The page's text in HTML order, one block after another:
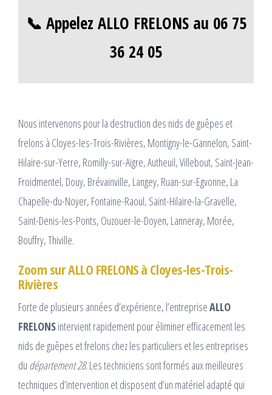
📞 Appelez ALLO FRELONS au 06 75
36 24 05
Nous intervenons pour la destruction des nids de guêpes et
frelons à Cloyes-les-Trois-Rivières, Montigny-le-Gannelon, Saint-
Hilaire-sur-Yerre, Romilly-sur-Aigre, Autheuil, Villebout, Saint-Jean-
Froidmentel, Douy, Brévainville, Langey, Ruan-sur-Egvonne, La
Chapelle-du-Noyer, Fontaine-Raoul, Saint-Hilaire-la-Gravelle,
Saint-Denis-les-Ponts, Ouzouer-le-Doyen, Lanneray, Morée,
Bouffry, Thiville.
Zoom sur ALLO FRELONS à Cloyes-les-Trois-
Rivières
Forte de plusieurs années d’expérience, l’entrepriseALLO
FRELONSintervient rapidement pour éliminer efficacement les
nids de guêpes et frelons chez les particuliers et les entreprises
du département 28. Les techniciens sont formés aux meilleures
techniques d’intervention et disposent d’un matériel adapté qui